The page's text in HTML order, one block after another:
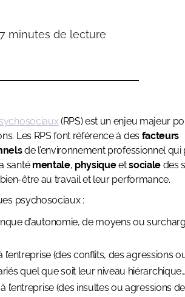
7 minutes de lecture
(RPS) est un enjeu majeur
Les RPS font référence à des facteurs
de l’environnement professionnel qui
santé mentale, physiqueetsociale des
être au travail et leur performance.
psychosociaux :
d’autonomie, de moyens ou
l’entreprise (des conflits, des agressions
quel que soit leur niveau
l’entreprise (des insultes ou agressions